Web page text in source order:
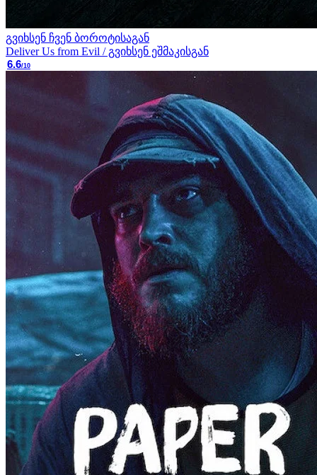
გვიხსენ ჩვენ ბოროტისაგან
Deliver Us from Evil / გვიხსენ ეშმაკისგან
6.6/10